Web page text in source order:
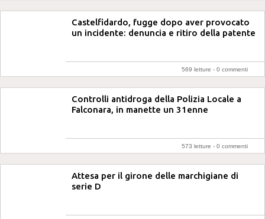
Castelfidardo, fugge dopo aver provocato
un incidente: denuncia e ritiro della patente
569 letture - 0 commenti
Controlli antidroga della Polizia Locale a
Falconara, in manette un 31enne
573 letture - 0 commenti
Attesa per il girone delle marchigiane di
serie D